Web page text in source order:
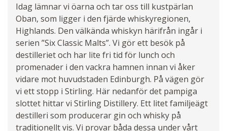
Idag lämnar vi öarna och tar oss till kustpärlan
Oban, som ligger i den fjärde whiskyregionen,
Highlands. Den välkända whiskyn härifrån ingår i
serien ”Six Classic Malts”. Vi gör ett besök på
destilleriet och har lite fri tid för lunch och
promenader i den vackra hamnen innan vi åker
vidare mot huvudstaden Edinburgh. På vägen gör
vi ett stopp i Stirling. Här nedanför det pampiga
slottet hittar vi Stirling Distillery. Ett litet familjeägt
destilleri som producerar gin och whisky på
traditionellt vis. Vi provar båda dessa under vårt